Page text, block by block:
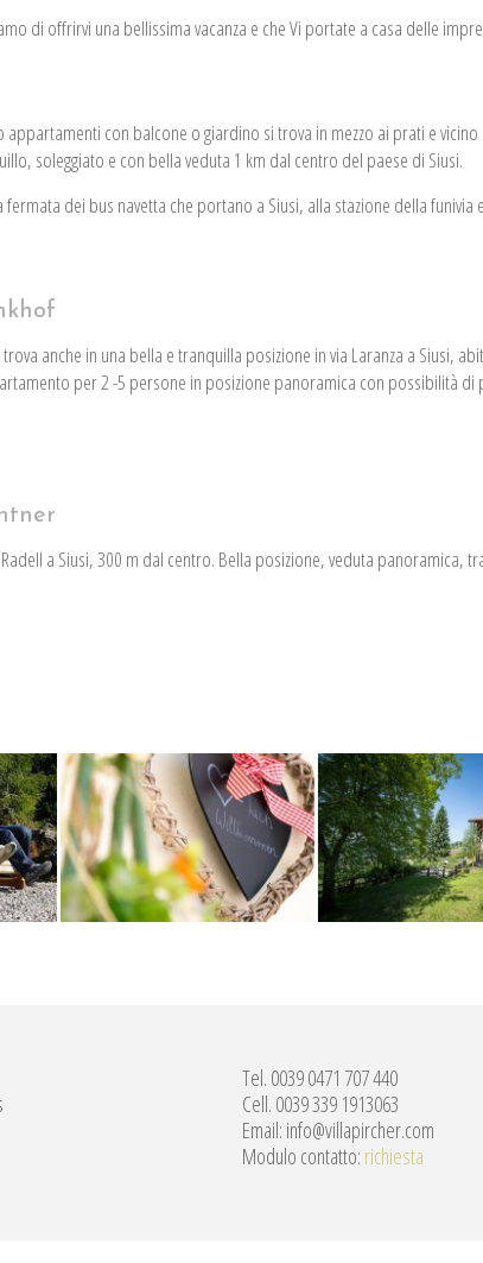
di offrirvi una bellissima vacanza e che Vi portate a casa delle
appartamenti con balcone o giardino si trova in mezzo ai prati e vicino
soleggiato e con bella veduta 1 km dal centro del paese di Siusi.
fermata dei bus navetta che portano a Siusi, alla stazione della
anche in una bella e tranquilla posizione in via Laranza a Siusi,
per 2 -5 persone in posizione panoramica con possibilità di
a Siusi, 300 m dal centro. Bella posizione, veduta panoramica,
Tel. 0039 0471 707 440
Cell. 0039 339 1913063
Email: info@villapircher.com
Modulo contatto: richiesta